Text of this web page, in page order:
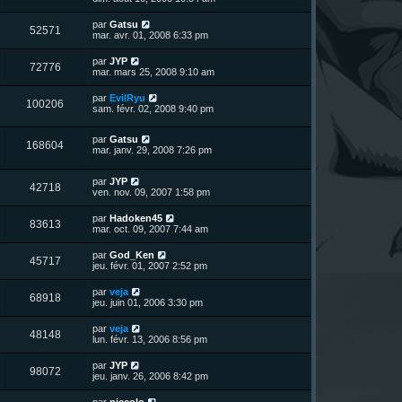
g
e
s
s
a
g
e
e
r
m
e
s
s
a
g
e
u
s
i
e
r
m
e
s
s
a
g
e
52571
u
s
D
e
i
e
r
m
e
s
a
g
par Gatsu
mar. avr. 01, 2008 6:33 pm
72776V
u
D
e
i
e
r
m
e
s
s
a
g
par JYP
mar. mars 25, 2008 9:10 am
100206
u
e
s
D
e
n
i
e
m
e
s
s
a
g
par EvilRyu
sam. févr. 02, 2008 9:40 pm
168604V
u
D
e
n
i
e
e
s
s
a
g
e
par Gatsu
mar. janv. 29, 2008 7:26 pm
42718V
u
s
D
e
i
e
r
m
e
s
s
a
g
e
par JYP
ven. nov. 09, 2007 1:58 pm
83613V
u
s
D
e
i
e
r
m
e
s
s
a
g
e
par Hadoken45
mar. oct. 09, 2007 7:44 am
45717V
u
s
D
e
i
e
r
m
e
s
s
a
g
e
par God_Ken
jeu. févr. 01, 2007 2:52 pm
68918V
u
s
D
e
i
e
r
m
e
s
s
par veja
jeu. juin 01, 2006 3:30 pm
48148V
u
D
e
i
e
r
par veja
lun. févr. 13, 2006 8:56 pm
98072V
u
D
e
par JYP
jeu. janv. 26, 2006 8:42 pm